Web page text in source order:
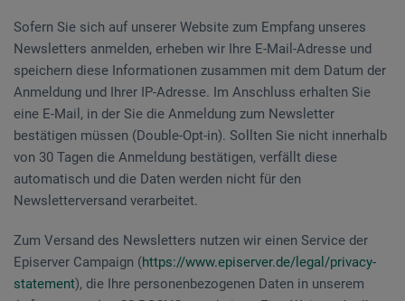
Sofern Sie sich auf unserer Website zum Empfang unseres
Newsletters anmelden, erheben wir Ihre E-Mail-Adresse und
speichern diese Informationen zusammen mit dem Datum der
Anmeldung und Ihrer IP-Adresse. Im Anschluss erhalten Sie
eine E-Mail, in der Sie die Anmeldung zum Newsletter
bestätigen müssen (Double-Opt-in). Sollten Sie nicht innerhalb
von 30 Tagen die Anmeldung bestätigen, verfällt diese
automatisch und die Daten werden nicht für den
Newsletterversand verarbeitet.
Zum Versand des Newsletters nutzen wir einen Service der
Episerver Campaign (https://www.episerver.de/legal/privacy-
statement), die Ihre personenbezogenen Daten in unserem